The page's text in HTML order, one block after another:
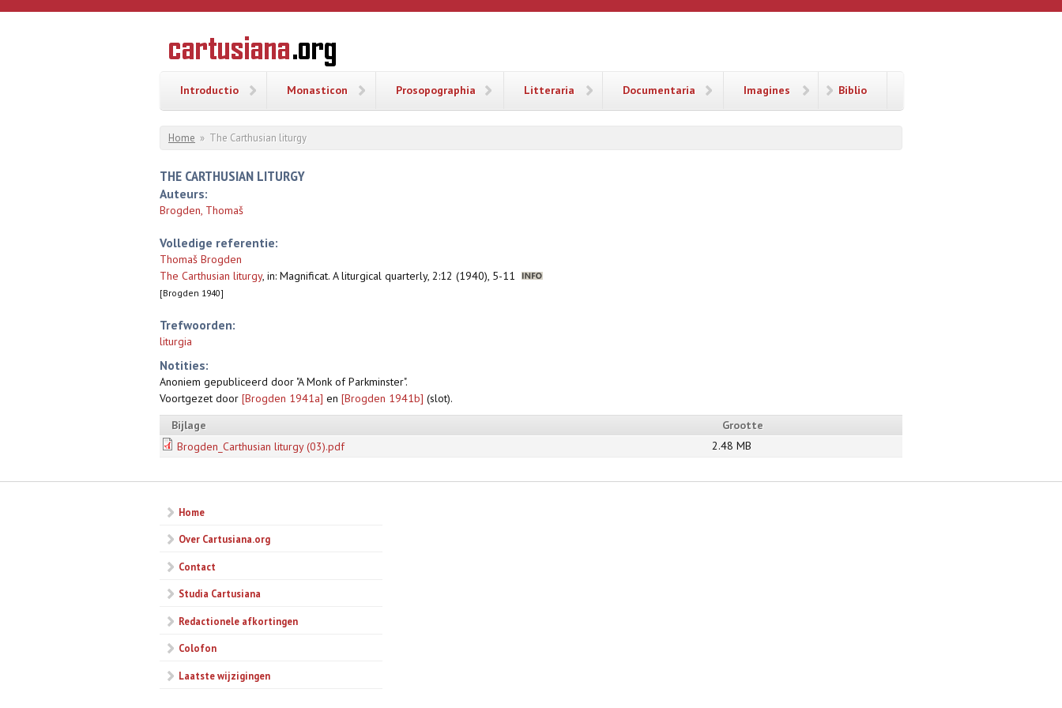
Overslaan en naar de inhoud gaan
CARTUSIANA
Geschiedenis
van de
Introductio Monasticon Prosopographia Litteraria Documentaria Imagines Biblio
U bent hier
Home » The Carthusian liturgy
THE CARTHUSIAN LITURGY
Auteurs:
Brogden, Thomaš
Volledige referentie:
Thomaš Brogden
The Carthusian liturgy, in: Magnificat. A liturgical quarterly, 2:12 (1940), 5-11
[Brogden 1940]
Trefwoorden:
liturgia
Notities:
Anoniem gepubliceerd door "A Monk of Parkminster".
Voortgezet door [Brogden 1941a] en [Brogden 1941b] (slot).
Bijlage
Grootte
Brogden_Carthusian liturgy (03).pdf
2.48 MB
Home
Over Cartusiana.org
Contact
Studia Cartusiana
Redactionele afkortingen
Colofon
Laatste wijzigingen